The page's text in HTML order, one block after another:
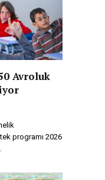
Avroluk
programı 2026